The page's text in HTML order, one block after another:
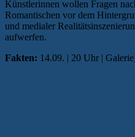
Künstlerinnen wollen Fragen
Romantischen vor dem
und medialer
aufwerfen.
Fakten: 14.09. | 20 Uhr | Galerie